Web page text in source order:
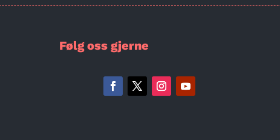
Følg oss gjerne